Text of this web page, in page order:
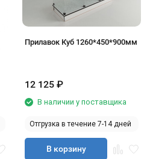
Прилавок Куб 1260*450*900мм
12 125 ₽
В наличии у поставщика
Отгрузка в течение 7-14 дней
В корзину